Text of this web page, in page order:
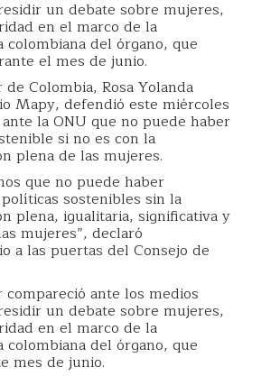
un debate sobre mujeres,
en el marco de la
colombiana del órgano, que
el mes de junio.
Colombia, Rosa Yolanda
Mapy, defendió este miércoles
la ONU que no puede haber
si no es con la
plena de las mujeres.
que no puede haber
sostenibles sin la
plena, igualitaria, significativa y
mujeres”, declaró
a las puertas del Consejo de
compareció ante los medios
un debate sobre mujeres,
en el marco de la
colombiana del órgano, que
mes de junio.